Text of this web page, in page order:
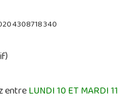
entreLUNDI 10 ET MARDI 11